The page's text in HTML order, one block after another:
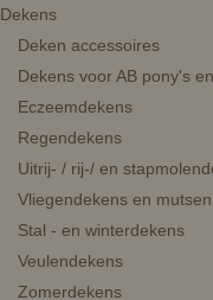
Dekens
Deken accessoires
Dekens voor AB pony's
Eczeemdekens
Regendekens
Uitrij- / rij-/ en
Vliegendekens en mutsen
Stal - en winterdekens
Veulendekens
Zomerdekens